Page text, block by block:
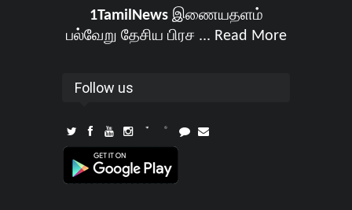
1TamilNewsஇணையதளம்
பல்வேறு தேசிய பிரச ... Read More
Follow us